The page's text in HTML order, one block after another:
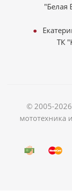
"Белая
ТК
© 2005-
мототехника